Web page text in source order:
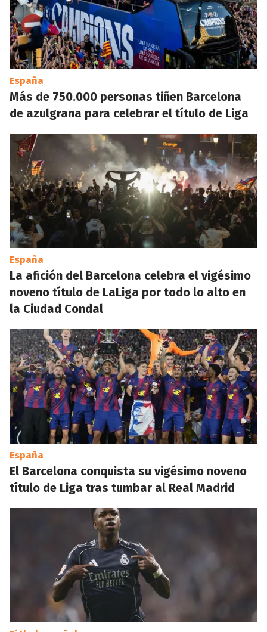
España
Más de 750.000 personas tiñen Barcelona
de azulgrana para celebrar el título de Liga
España
La afición del Barcelona celebra el vigésimo
noveno título de LaLiga por todo lo alto en
la Ciudad Condal
España
El Barcelona conquista su vigésimo noveno
título de Liga tras tumbar al Real Madrid